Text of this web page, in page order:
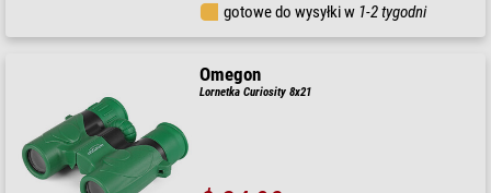
gotowe do wysyłki w 1-2 tygodni
Omegon
Lornetka Curiosity 8x21